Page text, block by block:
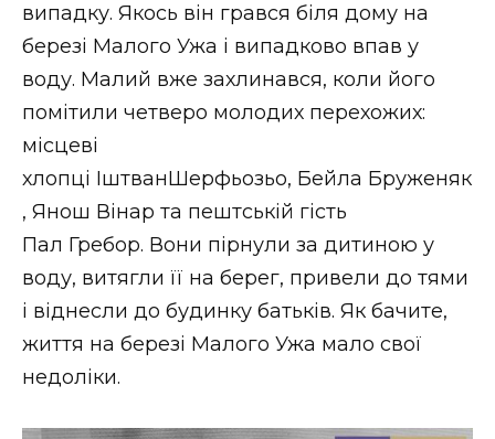
випадку. Якось він грався біля дому на
березі Малого Ужа і випадково впав у
воду. Малий вже захлинався, коли його
помітили четверо молодих перехожих:
місцеві
хлопці ІштванШерфьозьо, Бейла Бруженяк
, Янош Вінар та пештській гість
Пал Гребор. Вони пірнули за дитиною у
воду, витягли її на берег, привели до тями
і віднесли до будинку батьків. Як бачите,
життя на березі Малого Ужа мало свої
недоліки.